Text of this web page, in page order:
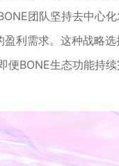
团队坚持去中心
利需求。这种战略
BONE生态功能持